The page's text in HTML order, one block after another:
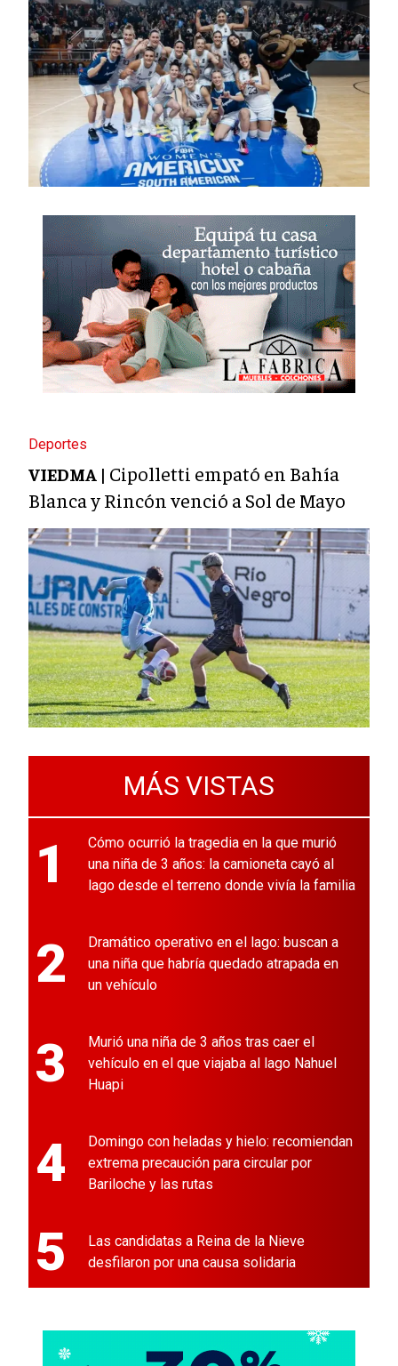
Deportes
VIEDMA | Cipolletti empató en Bahía
Blanca y Rincón venció a Sol de Mayo
MÁS VISTAS
1
Cómo ocurrió la tragedia en la que murió
una niña de 3 años: la camioneta cayó al
lago desde el terreno donde vivía la familia
2
Dramático operativo en el lago: buscan a
una niña que habría quedado atrapada en
un vehículo
3
Murió una niña de 3 años tras caer el
vehículo en el que viajaba al lago Nahuel
Huapi
4
Domingo con heladas y hielo: recomiendan
extrema precaución para circular por
Bariloche y las rutas
5
Las candidatas a Reina de la Nieve
desfilaron por una causa solidaria